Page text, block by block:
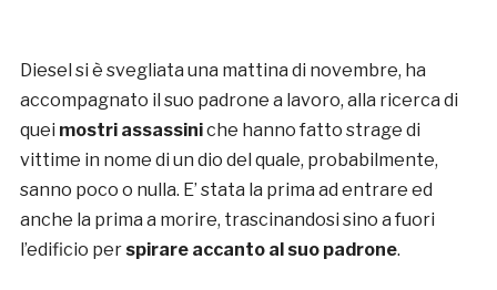
Diesel si è svegliata una mattina di novembre, ha
accompagnato il suo padrone a lavoro, alla ricerca di
quei mostri assassiniche hanno fatto strage di
vittime in nome di un dio del quale, probabilmente,
sanno poco o nulla. E’ stata la prima ad entrare ed
anche la prima a morire, trascinandosi sino a fuori
l’edificio per spirare accanto al suo padrone.